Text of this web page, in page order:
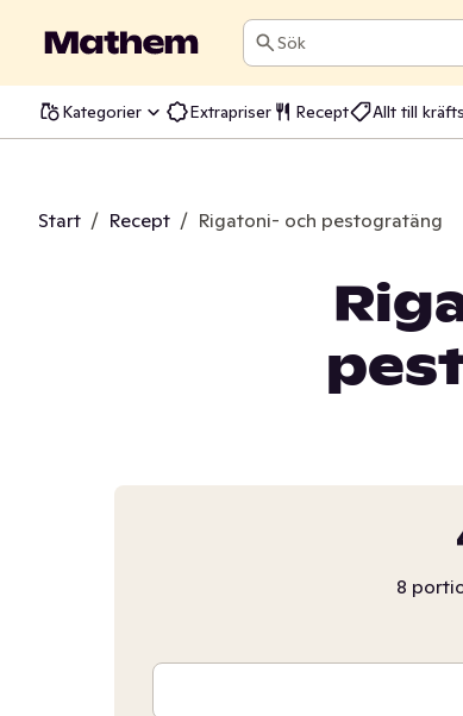
Sök
Kategorier Extrapriser Recept Allt till
Start / Recept / Rigatoni- och pestogratäng
8